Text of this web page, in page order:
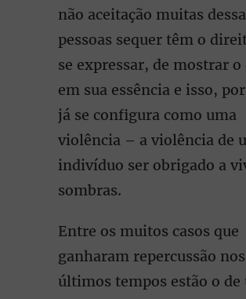
não aceitação muitas
pessoas sequer têm o
se expressar, de mostrar o
em sua essência e isso,
já se configura como uma
violência – a violência de
indivíduo ser obrigado a
sombras.
Entre os muitos casos que
ganharam repercussão nos
últimos tempos estão o de